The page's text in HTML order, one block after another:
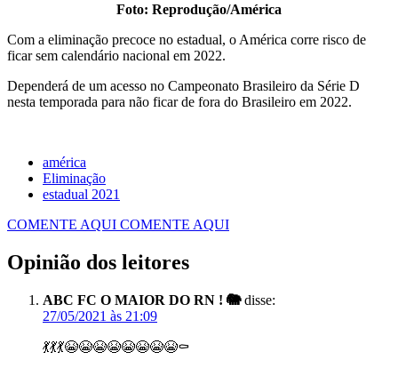
Foto: Reprodução/América
Com a eliminação precoce no estadual, o América corre risco de
ficar sem calendário nacional em 2022.
Dependerá de um acesso no Campeonato Brasileiro da Série D
nesta temporada para não ficar de fora do Brasileiro em 2022.
américa
Eliminação
estadual 2021
COMENTE AQUI COMENTE AQUI
Opinião dos leitores
ABC FC O MAIOR DO RN ! 🐘 disse:
27/05/2021 às 21:09
💃💃💃😭😭😭😭😭😭😭😭⚰